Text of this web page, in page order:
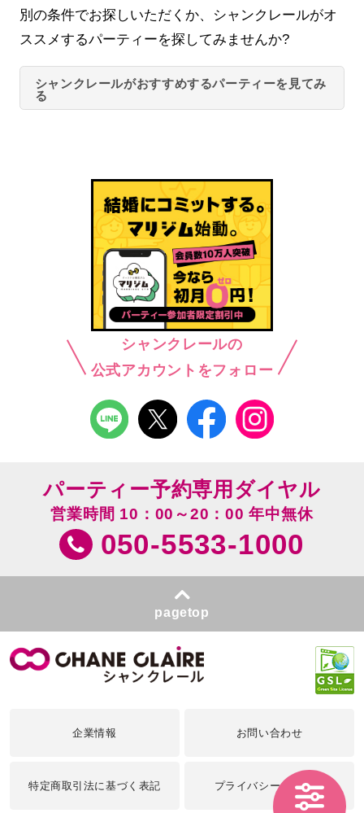
別の条件でお探しいただくか、シャンクレールがオ
ススメするパーティーを探してみませんか?
シャンクレールがおすすめするパーティーを見てみ
る
シャンクレールの
公式アカウントをフォロー
パーティー予約専用ダイヤル
営業時間 10：00～20：00 年中無休
050-5533-1000
pagetop
企業情報 お問い合わせ
特定商取引法に基づく表記 プライバシーポリシー